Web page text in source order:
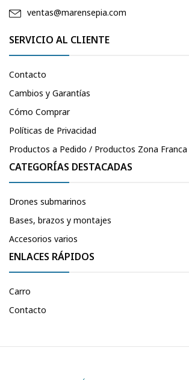
ventas@marensepia.com
SERVICIO AL CLIENTE
Contacto
Cambios y Garantías
Cómo Comprar
Políticas de Privacidad
Productos a Pedido / Productos Zona Franca
CATEGORÍAS DESTACADAS
Drones submarinos
Bases, brazos y montajes
Accesorios varios
ENLACES RÁPIDOS
Carro
Contacto